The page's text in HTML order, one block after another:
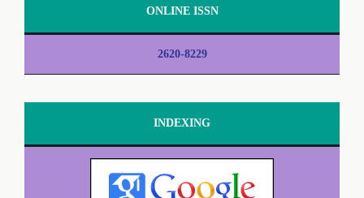
ONLINE ISSN
2620-8229
INDEXING